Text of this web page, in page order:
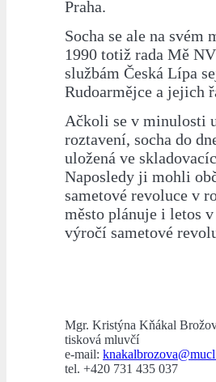
Praha.
Socha se ale na
1990 totiž rada Mě
službám Česká Lípa
Rudoarmějce a jejich
Ačkoli se v minulosti
roztavení, socha do
uložená ve
Naposledy ji mohli
sametové revoluce v
město plánuje i letos
výročí sametové
Mgr. Kristýna Kňákal
tisková mluvčí
e-mail:
tel. +420 731 435 037